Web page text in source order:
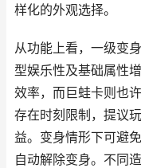
样化的外观选择。
从功能上看，一级变
型娱乐性及基础属性
效率，而巨蛙卡则也
存在时刻限制，提议
益。变身情形下可避
自动解除变身。不同